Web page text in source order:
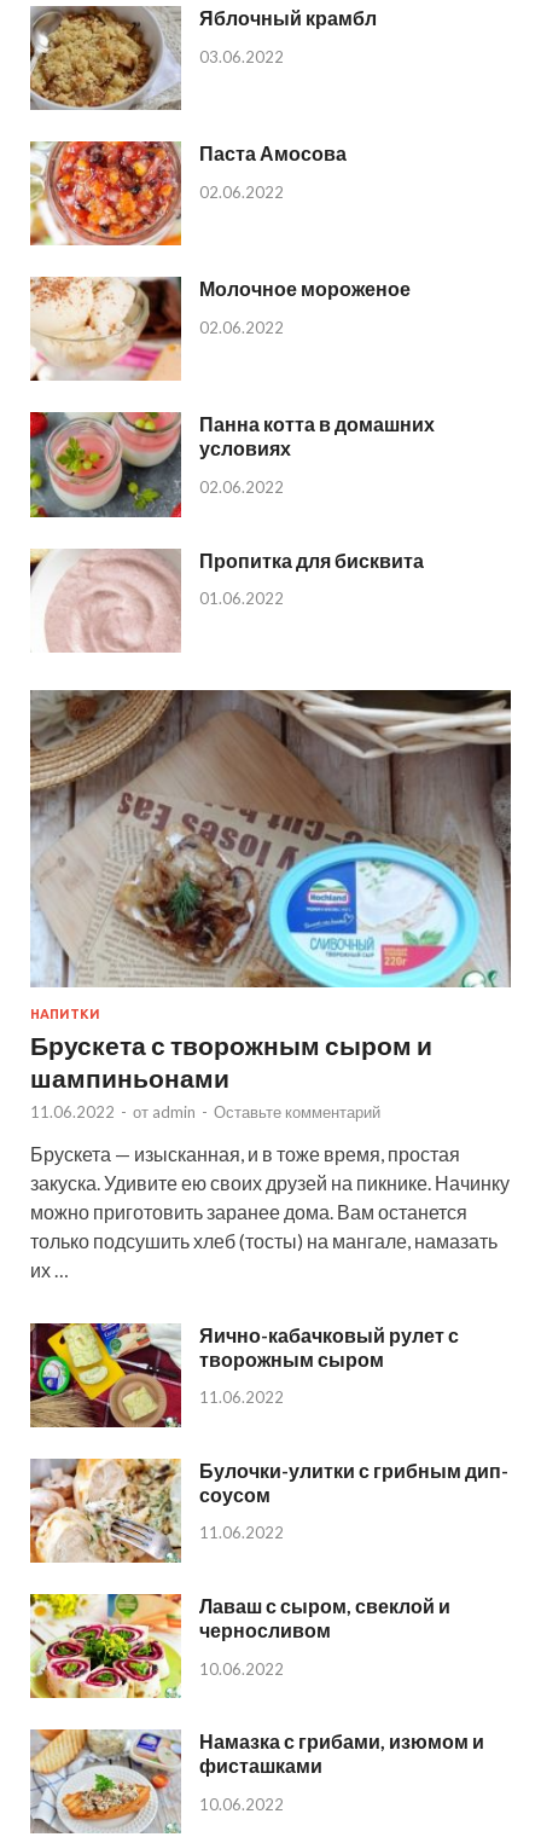
Яблочный крамбл
03.06.2022
Паста Амосова
02.06.2022
Молочное мороженое
02.06.2022
Панна котта в домашних
условиях
02.06.2022
Пропитка для бисквита
01.06.2022
НАПИТКИ
Брускета с творожным сыром и
шампиньонами
11.06.2022 - от admin - Оставьте комментарий
Брускета — изысканная, и в тоже время, простая
закуска. Удивите ею своих друзей на пикнике. Начинку
можно приготовить заранее дома. Вам останется
только подсушить хлеб (тосты) на мангале, намазать
их …
Яично-кабачковый рулет с
творожным сыром
11.06.2022
Булочки-улитки с грибным дип-
соусом
11.06.2022
Лаваш с сыром, свеклой и
черносливом
10.06.2022
Намазка с грибами, изюмом и
фисташками
10.06.2022